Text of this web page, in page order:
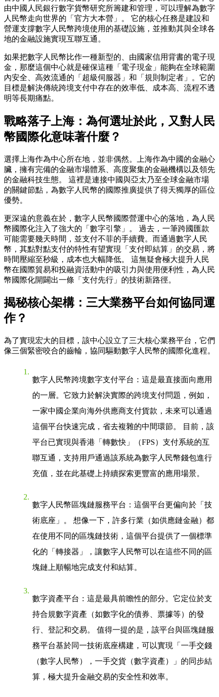
由中國人民銀行數字貨幣研究所籌建和管理，可以理解為數字
人民幣走向世界的「官方大本營」。 它的核心任務是建設和
營運支撐數字人民幣跨境使用的基礎設施，並推動其與全球各
地的金融設施實現互聯互通。
如果把數字人民幣比作一種新型的、由國家信用背書的電子現
金，那麼這個中心就是確保這種「電子現金」能夠在全球範圍
內安全、高效流通的「超級伺服器」和「規則制定者」。它的
目標是解決傳統跨境支付中存在的效率低、成本高、流程不透
明等長期痛點。
戰略落子上海：為何選址於此，又對人民
幣國際化意味著什麼？
選擇上海作為中心所在地，並非偶然。上海作為中國的金融心
臟，擁有完備的金融市場體系、高度聚集的金融機構以及領先
的金融科技生態。 這裡是連接中國與亞太乃至全球金融市場
的關鍵節點，為數字人民幣的國際推廣提供了得天獨厚的區位
優勢。
更深遠的意義在於，數字人民幣國際營運中心的落地，為人民
幣國際化注入了強大的「數字引擎」。 過去，一筆跨國匯款
可能需要幾天時間，並支付不菲的手續費。而通過數字人民
幣，其點對點支付的特性有望實現「支付即結算」的交易，將
時間壓縮至秒級，成本也大幅降低。 這無疑會極大提升人民
幣在國際貿易和投融資活動中的吸引力與使用便利性，為人民
幣國際化開闢出一條「支付先行」的技術新路徑。
揭秘核心架構：三大業務平台如何協同運
作？
為了實現宏大的目標，該中心設立了三大核心業務平台，它們
像三個緊密咬合的齒輪，協同驅動數字人民幣的國際化進程。
數字人民幣跨境數字支付平台 ：這是最直接面向應用
的一層。它致力於解決實際的跨境支付問題，例如，
一家中國企業向海外供應商支付貨款，未來可以通過
這個平台快速完成，省去複雜的中間環節。 目前，該
平台已實現與香港「轉數快」（FPS）支付系統的互
聯互通，支持用戶通過該系統為數字人民幣錢包進行
充值，並在此基礎上持續探索更豐富的應用場景。
數字人民幣區塊鏈服務平台 ：這個平台更偏向於「技
術底座」。 想像一下，許多行業（如供應鏈金融）都
在使用不同的區塊鏈技術，這個平台提供了一個標準
化的「轉接器」，讓數字人民幣可以在這些不同的區
塊鏈上順暢地完成支付和結算。
數字資產平台 ：這是最具前瞻性的部分。它定位於支
持合規數字資產（如數字化的債券、票據等）的發
行、登記和交易。 值得一提的是，該平台與區塊鏈服
務平台基於同一技術底座構建，可以實現「一手交錢
（數字人民幣），一手交貨（數字資產）」的同步結
算，極大提升金融交易的安全性和效率。